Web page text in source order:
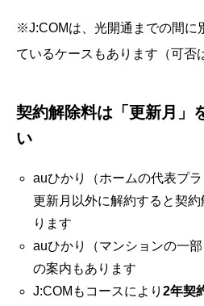
※J:COMは、光開通までの間に
ているケースもあります（可否
契約解除料は「更新月」
い
auひかり（ホームの代表プ
更新月以外に解約すると契
ります
auひかり（マンションの一
の案内もあります
J:COMもコースにより 2年契